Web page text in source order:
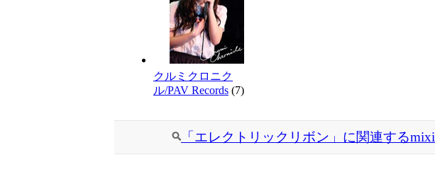
クルミクロニク
ル/PAV Records (7)
「エレクトリックリボン」に関連する